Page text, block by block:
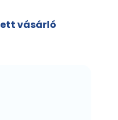
vásárló